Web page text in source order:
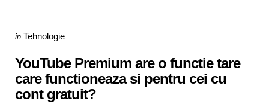
Categories
Posted
in Tehnologie
YouTube Premium are o functie tare
care functioneaza si pentru cei cu
cont gratuit?